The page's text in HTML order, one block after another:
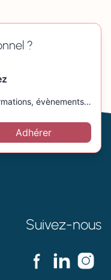
?
évènements…
Adhérer
Suivez-nous